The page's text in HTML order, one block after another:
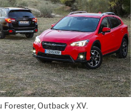
Outback y XV.